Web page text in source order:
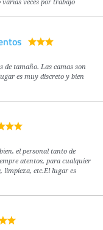
varias veces por trabajo
de tamaño. Las camas son
es muy discreto y bien
el personal tanto de
atentos, para cualquier
limpieza, etc.El lugar es